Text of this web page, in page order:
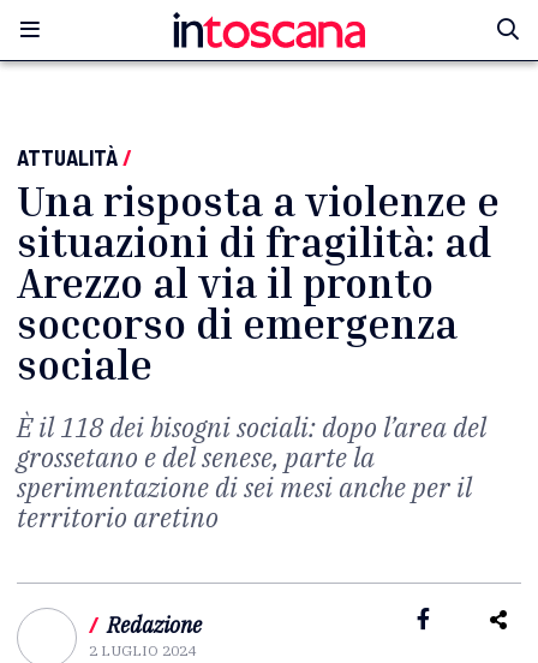
ATTUALITÀ/
Una risposta a violenze e
situazioni di fragilità: ad
Arezzo al via il pronto
soccorso di emergenza
sociale
È il 118 dei bisogni sociali: dopo l’area del
grossetano e del senese, parte la
sperimentazione di sei mesi anche per il
territorio aretino
/ Redazione
2 LUGLIO 2024